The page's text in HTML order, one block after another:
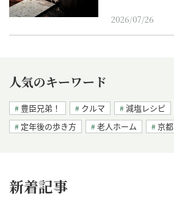
2026/07/26
人気のキーワード
豊臣兄弟！ クルマ 減塩レシピ
定年後の歩き方
老人ホーム 京都
新着記事